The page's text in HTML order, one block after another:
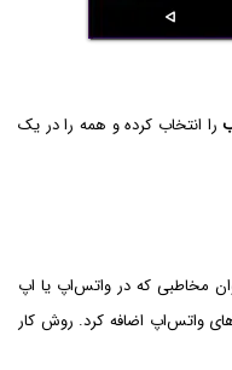
را انتخاب کرده و همه را در یک
مخاطبی که در واتس‌اپ یا اپ
واتس‌اپ اضافه کرد. روش کار